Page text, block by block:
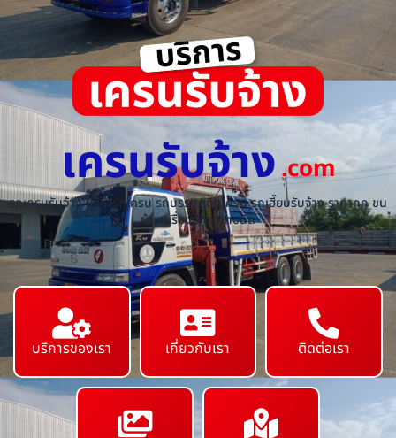
เครนรับจ้าง.com
รถเครนรับจ้าง ให้เช่ารถเครน รถบรรทุกติดเครน รถเฮี๊ยบรับจ้าง ราคาถูก ขน
ย้ายเครื่องจักร ทุกชนิด
บริการของเรา เกี่ยวกับเรา ติดต่อเรา